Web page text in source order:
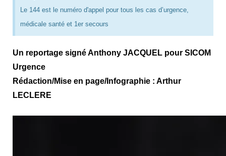
Le 144 est le numéro d'appel pour tous les cas d’urgence,
médicale santé et 1er secours
Un reportage signé Anthony JACQUEL pour SICOM
Urgence
Rédaction/Mise en page/Infographie : Arthur
LECLERE